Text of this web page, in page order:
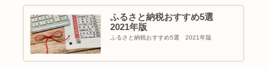
ふるさと納税おすすめ5選
2021年版
ふるさと納税おすすめ5選 2021年版